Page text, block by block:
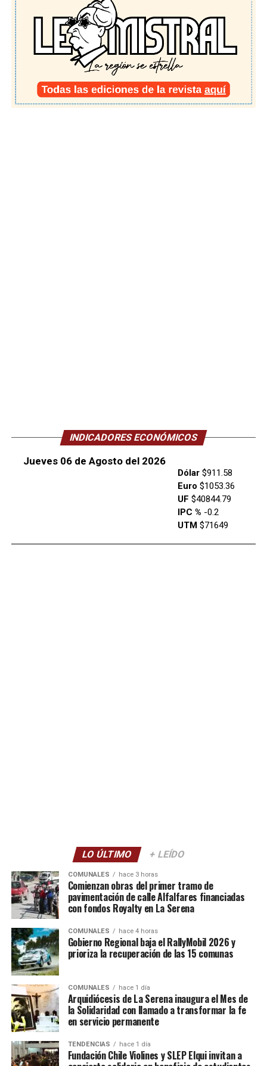
INDICADORES ECONÓMICOS
Jueves 06 de Agosto del 2026
Dólar$911.58
Euro $1053.36
UF $40844.79
IPC % -0.2
UTM $71649
LO ÚLTIMO + LEÍDO
COMUNALES hace 3 horas
Comienzan obras del primer tramo de
pavimentación de calle Alfalfares financiadas
con fondos Royalty en La Serena
COMUNALES hace 4 horas
Gobierno Regional baja el RallyMobil 2026 y
prioriza la recuperación de las 15 comunas
COMUNALES hace 1 día
Arquidiócesis de La Serena inaugura el Mes de
la Solidaridad con llamado a transformar la fe
en servicio permanente
TENDENCIAS hace 1 día
Fundación Chile Violines y SLEP Elqui invitan a